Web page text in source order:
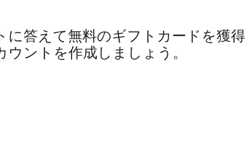
に答えて無料のギフトカードを獲得
ントを作成しましょう。